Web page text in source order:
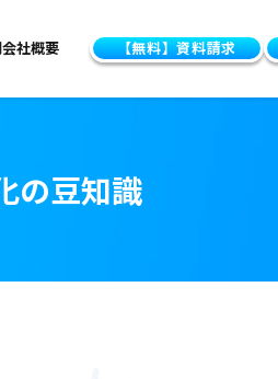
会社概要 【無料】資料請求
の豆知識